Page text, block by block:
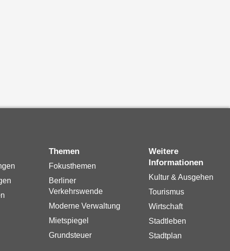
Themen
Fokusthemen
Berliner
Verkehrswende
Moderne Verwaltung
Mietspiegel
Grundsteuer
Weitere
Informationen
Kultur & Ausgehen
Tourismus
Wirtschaft
Stadtleben
Stadtplan